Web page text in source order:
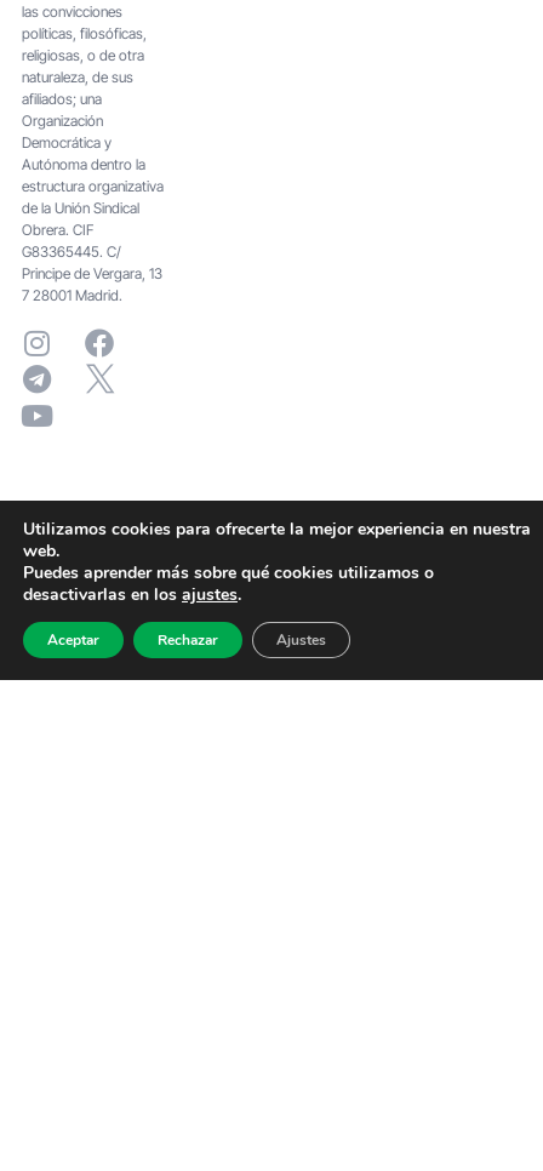
las convicciones
políticas, filosóficas,
religiosas, o de otra
naturaleza, de sus
afiliados; una
Organización
Democrática y
Autónoma dentro la
estructura organizativa
de la Unión Sindical
Obrera. CIF
G83365445. C/
Principe de Vergara, 13
7 28001 Madrid.
Utilizamos cookies para ofrecerte la mejor experiencia en nuestra
web.
Puedes aprender más sobre qué cookies utilizamos o
desactivarlas en los ajustes.
Aceptar Rechazar Ajustes